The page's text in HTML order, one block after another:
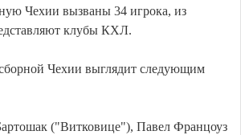
Чехии вызваны 34 игрока, из
клубы КХЛ.
Чехии выглядит следующим
("Витковице"), Павел Францоуз